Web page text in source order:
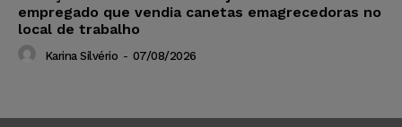
empregado que vendia canetas emagrecedoras no
local de trabalho
Karina Silvério - 07/08/2026